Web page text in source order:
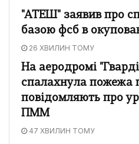
"АТЕШ" заявив про
базою фсб в
26 ХВИЛИН ТОМУ
На аеродромі
спалахнула пожежа
повідомляють про
ПММ
47 ХВИЛИН ТОМУ